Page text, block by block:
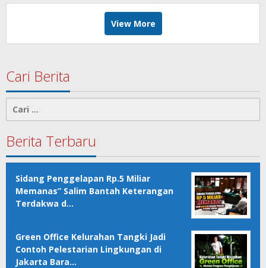
View More
Cari Berita
untuk:
Berita Terbaru
Sidang Penggelapan Rp.5 Miliar
Memanas” Salim Bantah Keterangan
Terdakwa d…
Green Office Kelurahan Tangki Jadi
Contoh Pelestarian Lingkungan di
Jakarta Bara…